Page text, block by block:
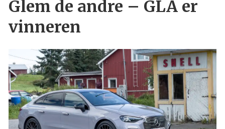
Glem de andre – GLA er
vinneren